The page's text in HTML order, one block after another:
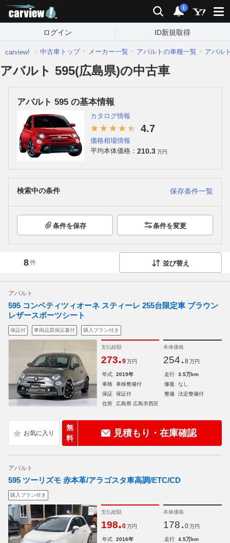
検索 通知
i
ログイン ID新規取得
carview! 中古車トップ メーカー一覧 アバルトの車種一覧 アバル
アバルト 595(広島県)の中古車
アバルト 595 の基本情報
カタログ情報
4.7
価格相場情報
平均本体価格： 210.3 万円
検索中の条件 保存条件一覧
条件を保存 条件を変更
8件 並び替え
アバルト
595 コンペティツィオーネ スティーレ 255台限定車 ブラウン
レザースポーツシート
保証付 車両品質保証書付 購入プラン付き
支払総額
273.9 万円
本体価格
254. 8 万円
年式 2019年 走行
3.5万km
車検
車検整備付 修復
なし
保証
保証付 整備
法定整備付
住所
広島県 広島市西区
無
料
見積もり・在庫確認
アバルト
595 ツーリズモ 赤本革/アラゴスタ車高調/ETC/CD
購入プラン付き
支払総額
198.0 万円
本体価格
178. 0 万円
年式 2016年 走行
4.5万km